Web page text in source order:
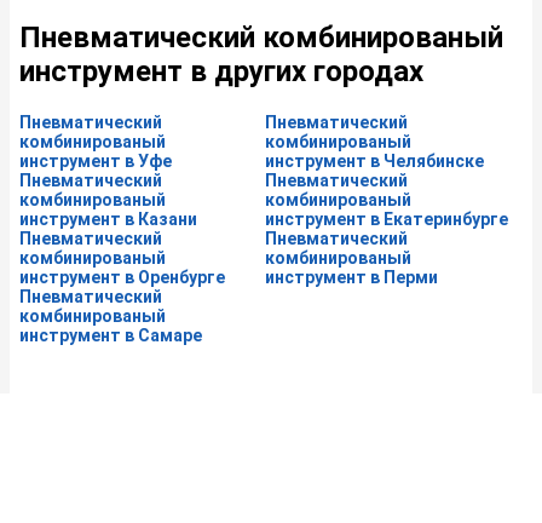
Пневматический комбинированый
инструмент в других городах
Пневматический
комбинированый
инструмент в Уфе
Пневматический
комбинированый
инструмент в Челябинске
Пневматический
комбинированый
инструмент в Казани
Пневматический
комбинированый
инструмент в Екатеринбурге
Пневматический
комбинированый
инструмент в Оренбурге
Пневматический
комбинированый
инструмент в Перми
Пневматический
комбинированый
инструмент в Самаре